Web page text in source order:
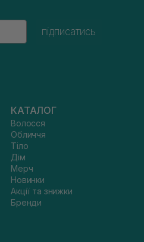
підписатись
КАТАЛОГ
Волосся
Обличчя
Тіло
Дім
Мерч
Новинки
Акції та знижки
Бренди